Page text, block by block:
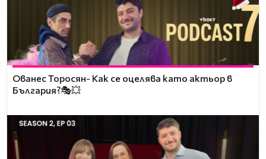
Ованес Торосян- Как се оцелява като актьор в
България?🎭💥